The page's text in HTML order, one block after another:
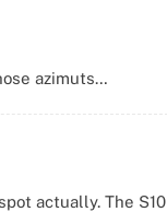
azimuts…
actually. The S10